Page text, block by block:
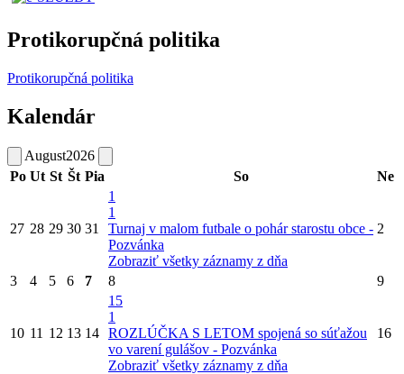
Protikorupčná politika
Protikorupčná politika
Kalendár
August2026
Po Ut St Št Pia So Ne
27 28 29 30 31
1
1
Turnaj v malom futbale o pohár starostu obce -
Pozvánka
Zobraziť všetky záznamy z dňa
2
3 4 5 6 7 8 9
10 11 12 13 14
15
1
ROZLÚČKA S LETOM spojená so súťažou
vo varení gulášov - Pozvánka
Zobraziť všetky záznamy z dňa
16